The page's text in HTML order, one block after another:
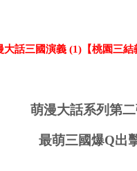
大話三國演義 (1) 【桃園三結
萌漫大話系列第二
最萌三國爆Q出